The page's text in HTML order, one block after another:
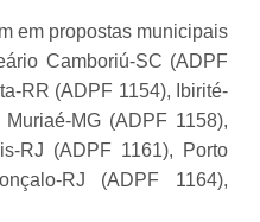
em propostas municipais
Camboriú-SC (ADPF
RR (ADPF 1154), Ibirité-
MG (ADPF 1158),
RJ (ADPF 1161), Porto
RJ (ADPF 1164),